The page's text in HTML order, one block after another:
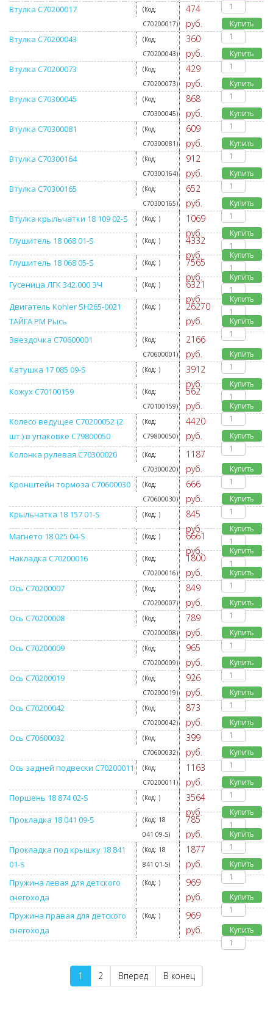
Втулка C70200017
(Код:
C70200017)
474
руб.
Купить
Втулка C70200043
(Код:
C70200043)
360
руб.
Купить
Втулка C70200073
(Код:
C70200073)
429
руб.
Купить
Втулка C70300045
(Код:
C70300045)
868
руб.
Купить
Втулка C70300081
(Код:
C70300081)
609
руб.
Купить
Втулка C70300164
(Код:
C70300164)
912
руб.
Купить
Втулка C70300165
(Код:
C70300165)
652
руб.
Купить
Втулка крыльчатки 18 109 02-S (Код: )
1069
руб.
Купить
Глушитель 18 068 01-S (Код: )
4332
руб.
Купить
Глушитель 18 068 05-S (Код: )
7565
руб.
Купить
Гусеница ЛГК 342.000 ЗЧ (Код: )
6321
руб.
Купить
Двигатель Kohler SH265-0021
ТАЙГА РМ Рысь
(Код: )
26270
руб.
Купить
Звездочка C70600001
(Код:
C70600001)
2166
руб.
Купить
Катушка 17 085 09-S (Код: )
3912
руб.
Купить
Кожух C70100159
(Код:
C70100159)
562
руб.
Купить
Колесо ведущее C70200052 (2
шт.) в упаковке C79800050
(Код:
C79800050)
4420
руб.
Купить
Колонка рулевая C70300020
(Код:
C70300020)
1187
руб.
Купить
Кронштейн тормоза C70600030
(Код:
C70600030)
666
руб.
Купить
Крыльчатка 18 157 01-S (Код: )
845
руб.
Купить
Магнето 18 025 04-S (Код: )
6661
руб.
Купить
Накладка C70200016
(Код:
C70200016)
1800
руб.
Купить
Ось C70200007
(Код:
C70200007)
849
руб.
Купить
Ось C70200008
(Код:
C70200008)
789
руб.
Купить
Ось C70200009
(Код:
C70200009)
965
руб.
Купить
Ось C70200019
(Код:
C70200019)
926
руб.
Купить
Ось C70200042
(Код:
C70200042)
873
руб.
Купить
Ось C70600032
(Код:
C70600032)
399
руб.
Купить
Ось задней подвески C70200011
(Код:
C70200011)
1163
руб.
Купить
Поршень 18 874 02-S (Код: )
3564
руб.
Купить
Прокладка 18 041 09-S (Код: 18
041 09-S)
785
руб.
Купить
Прокладка под крышку 18 841
01-S
(Код: 18
841 01-S)
1877
руб.
Купить
Пружина левая для детского
снегохода
(Код: )
969
руб.
Купить
Пружина правая для детского
снегохода
(Код: )
969
руб.
Купить
1 2 Вперед В конец